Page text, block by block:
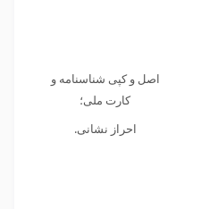
اصل و کپی شناسنامه و
کارت ملی؛
احراز نشانی.